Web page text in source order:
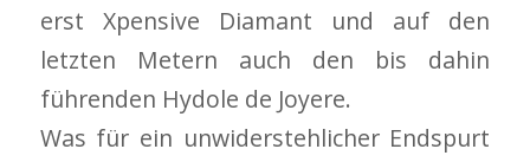
erst Xpensive Diamant und auf den
letzten Metern auch den bis dahin
führenden Hydole de Joyere.
Was für ein unwiderstehlicher Endspurt